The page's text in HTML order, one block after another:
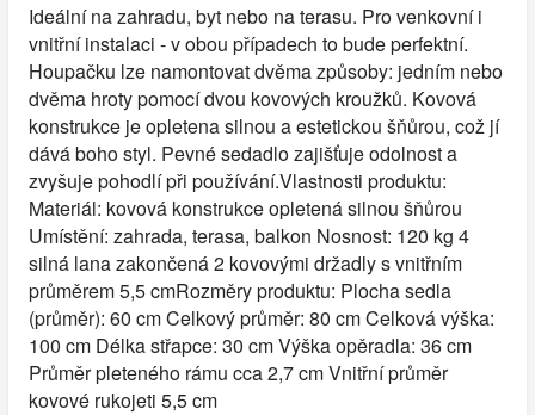
Ideální na zahradu, byt nebo na terasu. Pro venkovní i
vnitřní instalaci - v obou případech to bude perfektní.
Houpačku lze namontovat dvěma způsoby: jedním nebo
dvěma hroty pomocí dvou kovových kroužků. Kovová
konstrukce je opletena silnou a estetickou šňůrou, což jí
dává boho styl. Pevné sedadlo zajišťuje odolnost a
zvyšuje pohodlí při používání.Vlastnosti produktu:
Materiál: kovová konstrukce opletená silnou šňůrou
Umístění: zahrada, terasa, balkon Nosnost: 120 kg 4
silná lana zakončená 2 kovovými držadly s vnitřním
průměrem 5,5 cmRozměry produktu: Plocha sedla
(průměr): 60 cm Celkový průměr: 80 cm Celková výška:
100 cm Délka střapce: 30 cm Výška opěradla: 36 cm
Průměr pleteného rámu cca 2,7 cm Vnitřní průměr
kovové rukojeti 5,5 cm